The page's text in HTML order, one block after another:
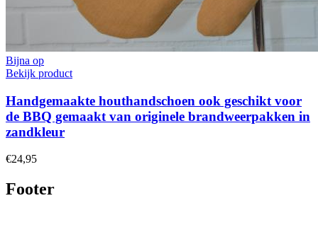
Bijna op
Bekijk product
Handgemaakte houthandschoen ook geschikt voor
de BBQ gemaakt van originele brandweerpakken in
zandkleur
€24,95
Footer